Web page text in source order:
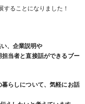
することになりました！
、企業説明や
当者と直接話ができるブー
らしについて、気軽にお話